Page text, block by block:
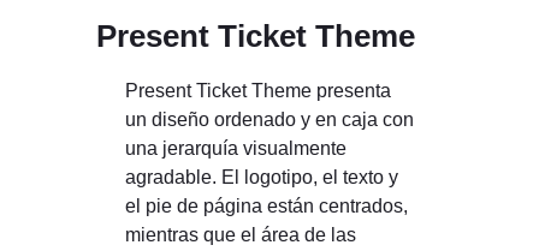
Present Ticket Theme
Present Ticket Theme presenta
un diseño ordenado y en caja con
una jerarquía visualmente
agradable. El logotipo, el texto y
el pie de página están centrados,
mientras que el área de las